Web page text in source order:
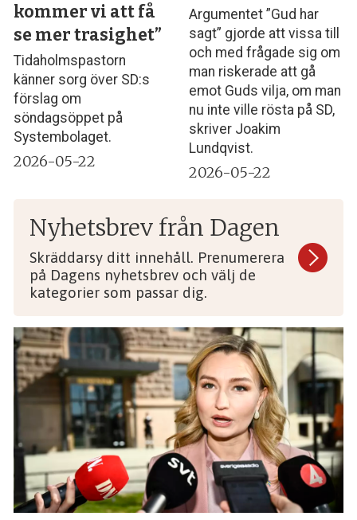
kommer vi att få
se mer trasighet”
Tidaholmspastorn
känner sorg över SD:s
förslag om
söndagsöppet på
Systembolaget.
2026-05-22
Argumentet ”Gud har
sagt” gjorde att vissa till
och med frågade sig om
man riskerade att gå
emot Guds vilja, om man
nu inte ville rösta på SD,
skriver Joakim
Lundqvist.
2026-05-22
Nyhetsbrev från Dagen
Skräddarsy ditt innehåll. Prenumerera
på Dagens nyhetsbrev och välj de
kategorier som passar dig.